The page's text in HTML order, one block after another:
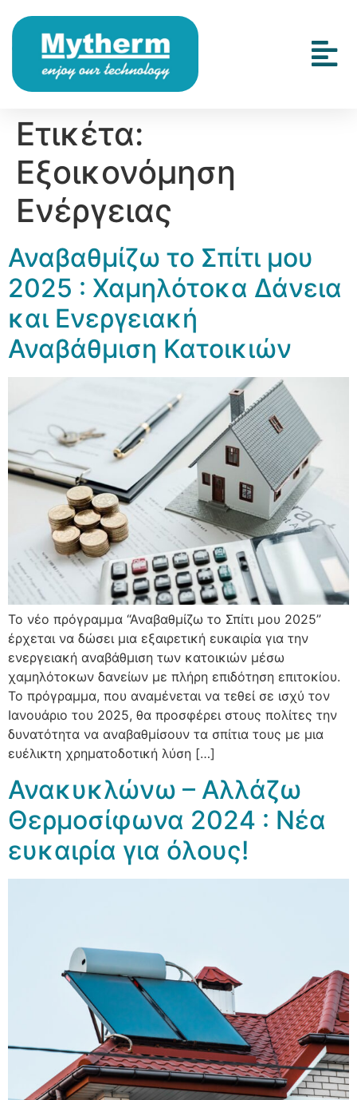
Ετικέτα:
Εξοικονόμηση
Ενέργειας
Αναβαθμίζω το Σπίτι μου
2025 : Χαμηλότοκα Δάνεια
και Ενεργειακή
Αναβάθμιση Κατοικιών
Το νέο πρόγραμμα “Αναβαθμίζω το Σπίτι μου 2025”
έρχεται να δώσει μια εξαιρετική ευκαιρία για την
ενεργειακή αναβάθμιση των κατοικιών μέσω
χαμηλότοκων δανείων με πλήρη επιδότηση επιτοκίου.
Το πρόγραμμα, που αναμένεται να τεθεί σε ισχύ τον
Ιανουάριο του 2025, θα προσφέρει στους πολίτες την
δυνατότητα να αναβαθμίσουν τα σπίτια τους με μια
ευέλικτη χρηματοδοτική λύση […]
Ανακυκλώνω – Αλλάζω
Θερμοσίφωνα 2024 : Νέα
ευκαιρία για όλους!